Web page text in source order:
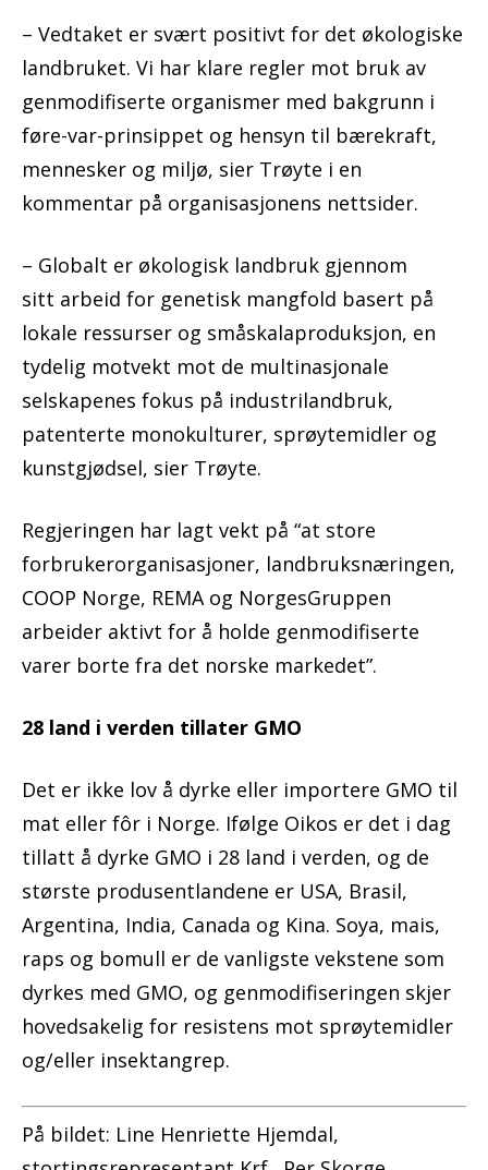
– Vedtaket er svært positivt for det økologiske
landbruket. Vi har klare regler mot bruk av
genmodifiserte organismer med bakgrunn i
føre-var-prinsippet og hensyn til bærekraft,
mennesker og miljø, sier Trøyte i en
kommentar på organisasjonens nettsider.
– Globalt er økologisk landbruk gjennom
sitt arbeid for genetisk mangfold basert på
lokale ressurser og småskalaproduksjon, en
tydelig motvekt mot de multinasjonale
selskapenes fokus på industrilandbruk,
patenterte monokulturer, sprøytemidler og
kunstgjødsel, sier Trøyte.
Regjeringen har lagt vekt på “at store
forbrukerorganisasjoner, landbruksnæringen,
COOP Norge, REMA og NorgesGruppen
arbeider aktivt for å holde genmodifiserte
varer borte fra det norske markedet”.
28 land i verden tillater GMO
Det er ikke lov å dyrke eller importere GMO til
mat eller fôr i Norge. Ifølge Oikos er det i dag
tillatt å dyrke GMO i 28 land i verden, og de
største produsentlandene er USA, Brasil,
Argentina, India, Canada og Kina. Soya, mais,
raps og bomull er de vanligste vekstene som
dyrkes med GMO, og genmodifiseringen skjer
hovedsakelig for resistens mot sprøytemidler
og/eller insektangrep.
På bildet: Line Henriette Hjemdal,